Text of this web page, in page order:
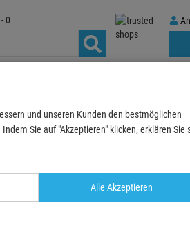
0
Artikel pro
und unseren Kunden den bestmöglichen
Sie auf "Akzeptieren" klicken, erklären Sie
Alle Akzeptieren